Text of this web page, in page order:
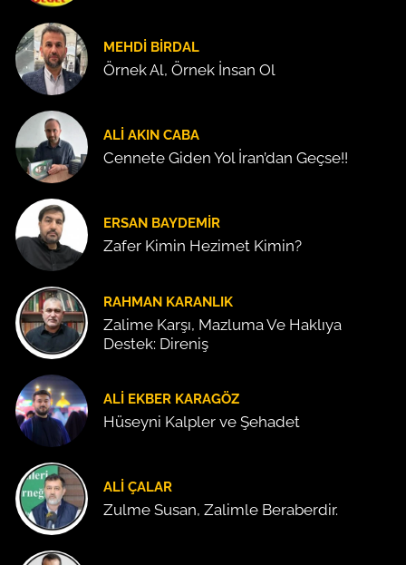
MEHDI BIRDAL
Örnek Al, Örnek İnsan Ol
ALI AKIN CABA
Cennete Giden Yol İran’dan Geçse!!
ERSAN BAYDEMIR
Zafer Kimin Hezimet Kimin?
RAHMAN KARANLIK
Zalime Karşı, Mazluma Ve Haklıya
Destek: Direniş
ALI EKBER KARAGÖZ
Hüseyni Kalpler ve Şehadet
ALI ÇALAR
Zulme Susan, Zalimle Beraberdir.